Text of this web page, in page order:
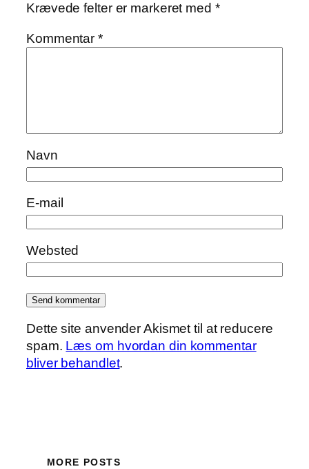
Krævede felter er markeret med *
Kommentar*
Navn
E-mail
Websted
Dette site anvender Akismet til at reducere
spam. Læs om hvordan din kommentar
bliver behandlet.
MORE POSTS